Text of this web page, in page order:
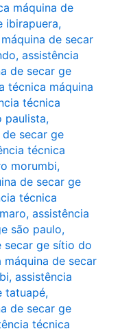
máquina de
ibirapuera,
de secar
, assistência
de secar ge
técnica máquina
técnica
paulista,
secar ge
técnica
morumbi,
de secar ge
técnica
, assistência
são paulo,
secar ge sítio do
de secar
, assistência
tatuapé,
de secar ge
técnica